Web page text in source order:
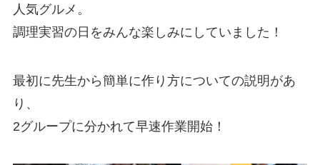
人気グルメ。
調理実習の日をみんな楽しみにしていました！
最初に先生から簡単に作り方についての説明があ
り、
2グループに分かれて早速作業開始！